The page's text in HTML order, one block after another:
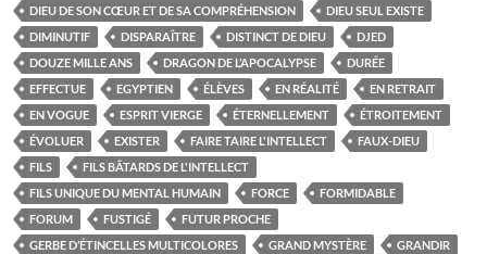
DIEU DE SON CŒUR ET DE SA COMPRÉHENSION
DIEU SEUL EXISTE
DIMINUTIF
DISPARAÎTRE DISTINCT DE DIEU
DJED
DOUZE MILLE ANS
DRAGON DE L’APOCALYPSE
DURÉE
EFFECTUE
EGYPTIEN ÉLÈVES EN RÉALITÉ
EN RETRAIT
EN VOGUE
ESPRIT VIERGE ÉTERNELLEMENT
ÉTROITEMENT
ÉVOLUER
EXISTER FAIRE TAIRE L'INTELLECT
FAUX-DIEU
FILS
FILS BÂTARDS DE L'INTELLECT
FILS UNIQUE DU MENTAL HUMAIN
FORCE
FORMIDABLE
FORUM
FUSTIGÉ
FUTUR PROCHE
GERBE D’ÉTINCELLES MULTICOLORES
GRAND MYSTÈRE GRANDIR